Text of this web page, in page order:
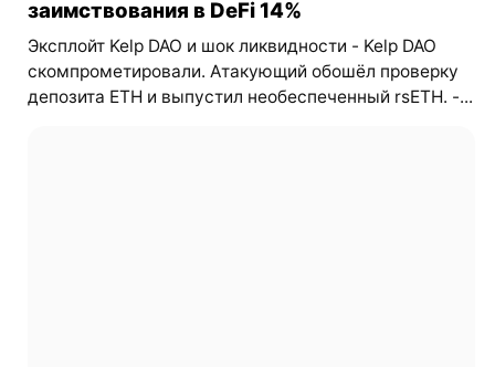
заимствования в DeFi 14%
Эксплойт Kelp DAO и шок ликвидности - Kelp DAO
скомпрометировали. Атакующий обошёл проверку
депозита ETH и выпустил необеспеченный rsETH. -...